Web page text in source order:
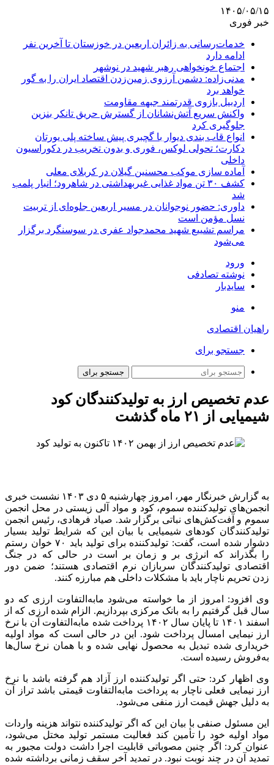
۱۴۰۵/۰۵/۱۵
خبر فوری
خدمات‌رسانی به زائران اربعین در خوزستان تا آخرین نفر
ادامه دارد
اجتماع خونخواهی رهبر شهید در نوشهر
مدنی‌زاده: دشمن آرزوی زمین‌زدن اقتصاد ایران را به گور
خواهد برد
اردبیل بازوی قدرتمند جبهه مقاومت
واکنش سریع آتش‌نشانان از گسترش حریق تانکر بنزین
جلوگیری کرد
انواع قاب بندی دیوار با گچبری پیش ساخته پلی یورتان
دکارت؛ تحولی لوکس، فوری و بدون تخریب در دکوراسیون
داخلی
آماده سازی موکب محسنین گیلان در کربلای معلی
کشف ۳۰ تن مواد غذایی غیربهداشتی در شاهرود؛ انبار پلمب
شد
داوری: حضور نوجوانان در مسیر اربعین جلوه‌ای از تربیت
نسل مؤمن است
مراسم تشییع شهید محمدجواد عفری در سوسنگرد برگزار
می‌شود
ورود
نوشته تصادفی
سایدبار
منو
راهیان اقتصادی
جستجو برای
جستجو برای
عدم تخصیص ارز به تولیدکنندگان کود
شیمیایی از ۲۱ ماه گذشت
به گزارش خبرنگار مهر، امروز چهارشنبه ۵ دی ۱۴۰۳ نشست خبری
انجمن‌های تولیدکننده سموم، کود و مواد آلی زیستی در محل انجمن
سموم و آفت‌کش‌های نباتی برگزار شد. صیاد فرهادی، رئیس انجمن
تولیدکنندگان کودهای شیمیایی با بیان این که شرایط تولید بسیار
دشوار شده است، گفت: تولیدکننده برای تولید باید ۷۰ خوان رستم
را بگذراند که انرژی بر و زمان بر است در حالی که در جنگ
اقتصادی تولیدکنندگان سربازان نرم اقتصادی هستند؛ ضمن دور
زدن تحریم ناچار باید با مشکلات داخلی هم مبارزه کنند.
وی افزود: امروز از ما خواسته می‌شود مابه‌التفاوت ارزی که دو
سال قبل گرفتیم را به بانک مرکزی بپردازیم. الزام شده ارزی که از
اسفند ۱۴۰۱ تا پایان سال ۱۴۰۲ پرداخت شده مابه‌التفاوت آن با نرخ
ارز نیمایی امسال پرداخت شود. این در حالی است که مواد اولیه
خریداری شده تبدیل به محصول نهایی شده و با همان نرخ سال‌ها
به‌فروش رسیده است.
وی اظهار کرد: حتی اگر تولیدکننده ارز آزاد هم گرفته باشد با نرخ
ارز نیمایی فعلی ناچار به پرداخت مابه‌التفاوت قیمتی باشد تراز آن
به دلیل جهش قیمت ارز منفی می‌شود.
این مسئول صنفی با بیان این که اگر تولیدکننده نتواند هزینه واردات
مواد اولیه خود را تأمین کند فعالیت مستمر تولید مختل می‌شود،
عنوان کرد: اگر چنین مصوباتی قابلیت اجرا داشت دولت مجبور به
تمدید آن در چند نوبت نبود. در تمدید آخر سقف زمانی برداشته شده